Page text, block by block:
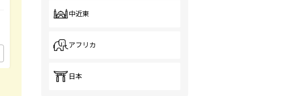
中近東
アフリカ
日本